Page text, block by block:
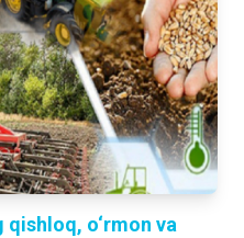
o‘rmon va